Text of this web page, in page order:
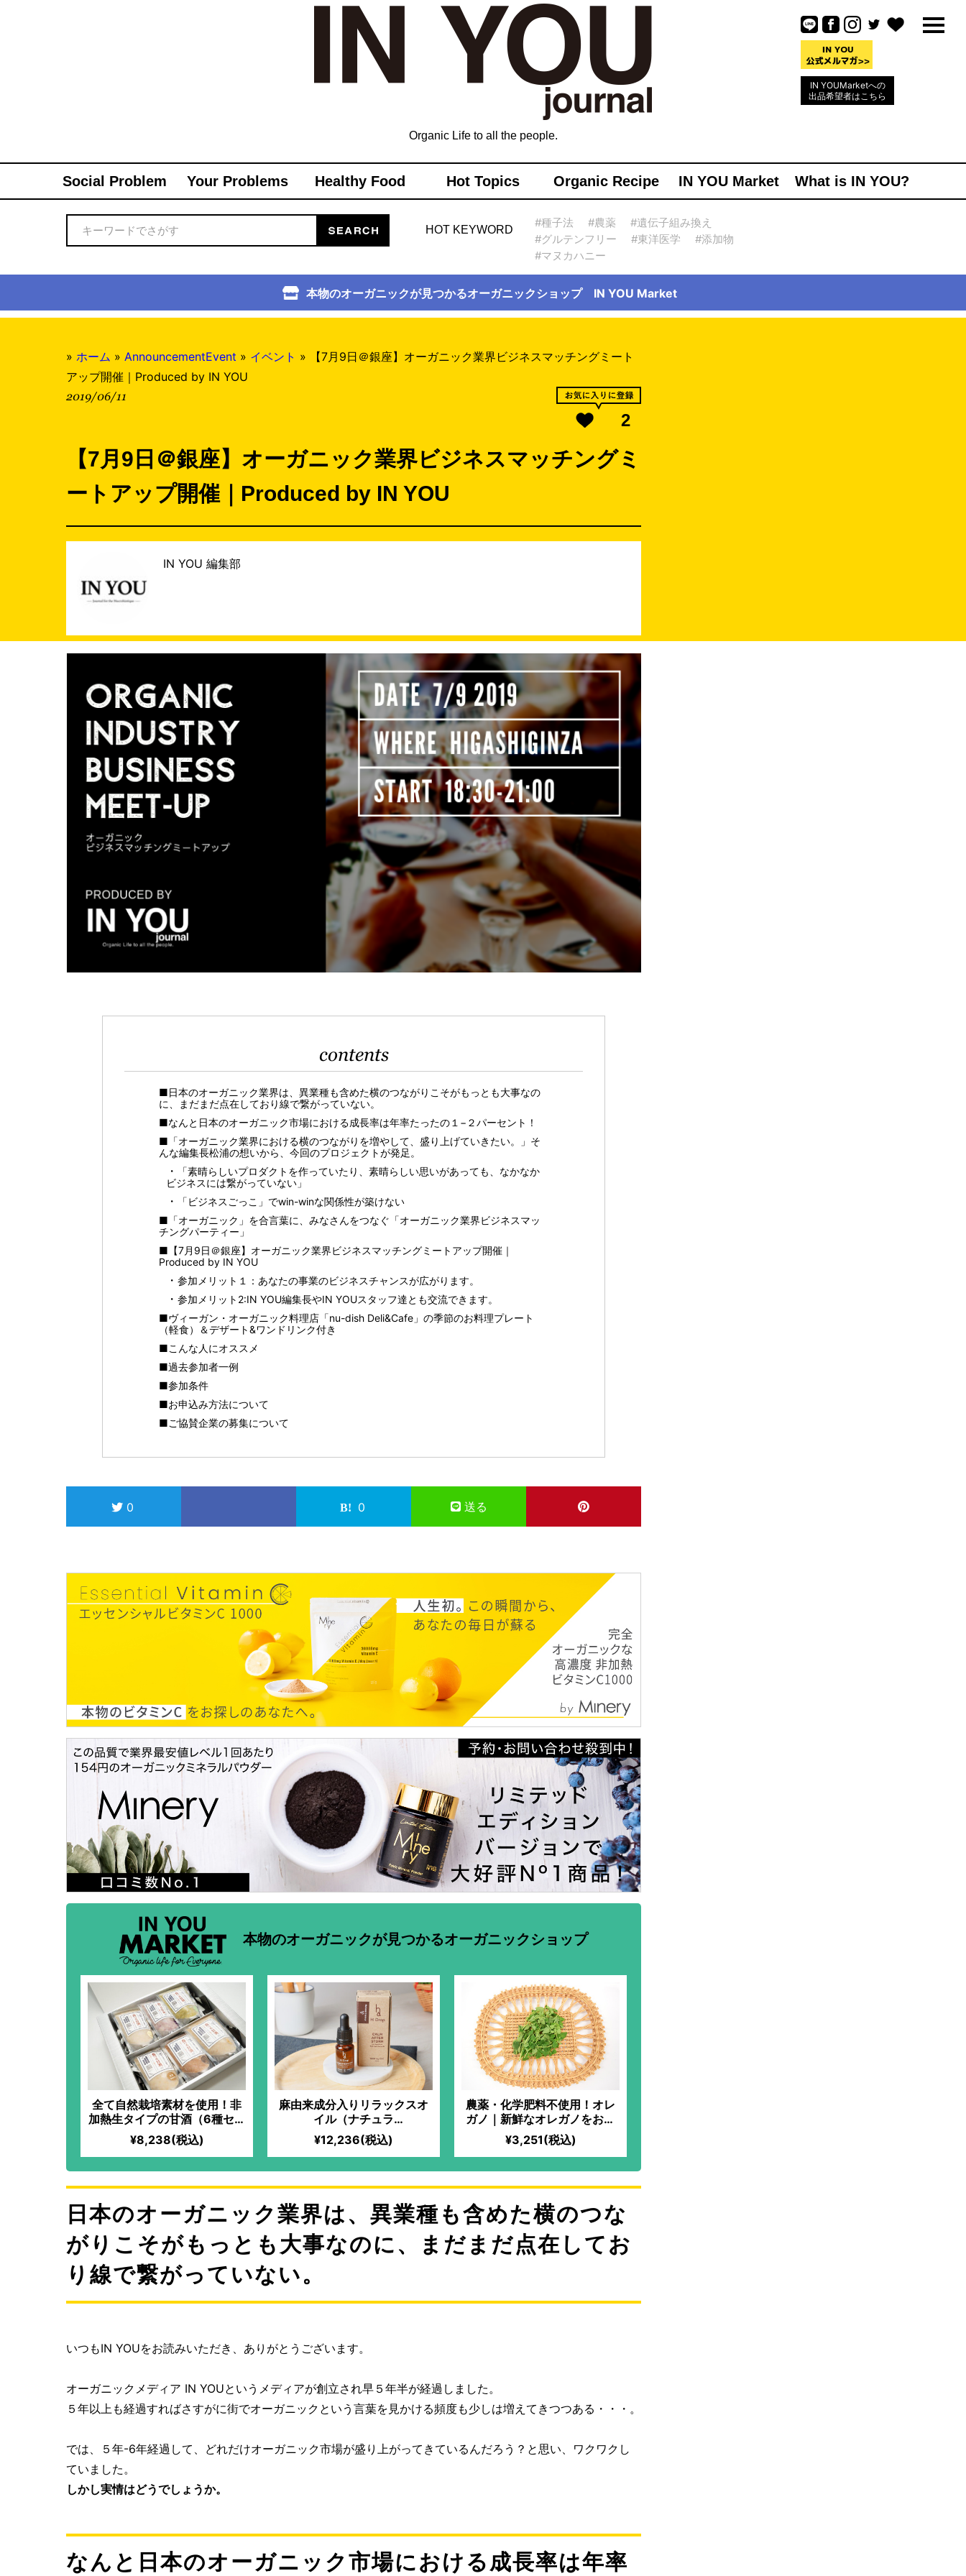
IN YOUMarketへの
出品希望者はこちら
Organic Life to all the people.
Social Problem Your Problems Healthy Food Hot Topics Organic Recipe IN YOU Market What is IN YOU?
HOT KEYWORD
#種子法 #農薬
#遺伝子組み換え
#グルテンフリー
#東洋医学
#添加物
#マヌカハニー
本物のオーガニックが見つかるオーガニックショップ IN YOU Market
» ホーム » AnnouncementEvent » イベント »
【7月9日＠銀座】オーガニック業界ビジネスマッチングミート
アップ開催｜Produced by IN YOU
2019/06/11
2
【7月9日＠銀座】オーガニック業界ビジネスマッチングミ
ートアップ開催｜Produced by IN YOU
IN YOU 編集部
contents
■日本のオーガニック業界は、異業種も含めた横のつながりこそがもっとも大事なの
に、まだまだ点在しており線で繋がっていない。
■なんと日本のオーガニック市場における成長率は年率たったの１−２パーセント！
■「オーガニック業界における横のつながりを増やして、盛り上げていきたい。」そ
んな編集長松浦の想いから、今回のプロジェクトが発足。
「素晴らしいプロダクトを作っていたり、素晴らしい思いがあっても、なかなか
ビジネスには繋がっていない」
「ビジネスごっこ」でwin-winな関係性が築けない
■「オーガニック」を合言葉に、みなさんをつなぐ「オーガニック業界ビジネスマッ
チングパーティー」
■【7月9日＠銀座】オーガニック業界ビジネスマッチングミートアップ開催｜
Produced by IN YOU
参加メリット１：あなたの事業のビジネスチャンスが広がります。
参加メリット2:IN YOU編集長やIN YOUスタッフ達とも交流できます。
■ヴィーガン・オーガニック料理店「nu-dish Deli&Cafe」の季節のお料理プレート
（軽食）＆デザート&ワンドリンク付き
■こんな人にオススメ
■過去参加者一例
■参加条件
■お申込み方法について
■ご協賛企業の募集について
0 0 送る
本物のオーガニックが見つかるオーガニックショップ
全て自然栽培素材を使用！非
加熱生タイプの甘酒（6種セッ
ト）
¥8,238(税込)
麻由来成分入りリラックスオ
イル（ナチュラ
ル/15%/10ml）
¥12,236(税込)
農薬・化学肥料不使用！オレ
ガノ｜新鮮なオレガノをお届
け！グリル料理や煮込み料理
の仕上げに加えたり、ピザや
¥3,251(税込)
日本のオーガニック業界は、異業種も含めた横のつな
がりこそがもっとも大事なのに、まだまだ点在してお
り線で繋がっていない。
いつもIN YOUをお読みいただき、ありがとうございます。
オーガニックメディア IN YOUというメディアが創立され早５年半が経過しました。
５年以上も経過すればさすがに街でオーガニックという言葉を見かける頻度も少しは増えてきつつある・・・。
では、５年-6年経過して、どれだけオーガニック市場が盛り上がってきているんだろう？と思い、ワクワクし
ていました。
しかし実情はどうでしょうか。
なんと日本のオーガニック市場における成長率は年率